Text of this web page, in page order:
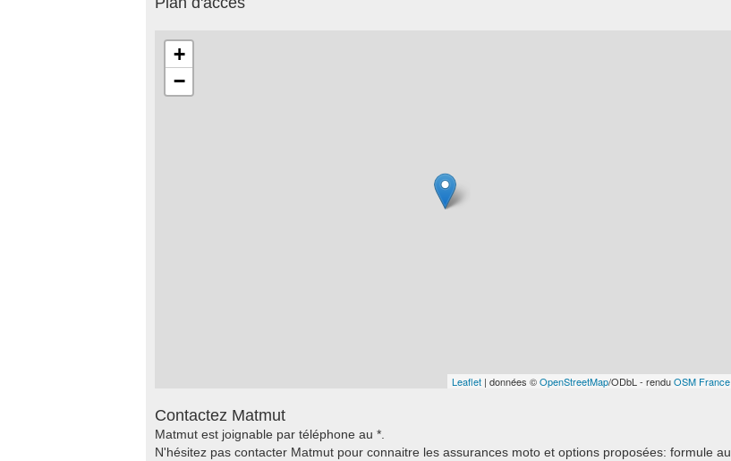
+
−
Leaflet | données ©OpenStreetMap/ODbL - renduOSM France
Contactez Matmut
Matmut est joignable par téléphone au *.
N'hésitez pas contacter Matmut pour connaitre les assurances moto et options proposées: formule au